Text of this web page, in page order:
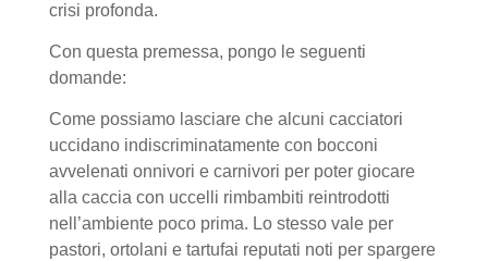
crisi profonda.
Con questa premessa, pongo le seguenti
domande:
Come possiamo lasciare che alcuni cacciatori
uccidano indiscriminatamente con bocconi
avvelenati onnivori e carnivori per poter giocare
alla caccia con uccelli rimbambiti reintrodotti
nell’ambiente poco prima. Lo stesso vale per
pastori, ortolani e tartufai reputati noti per spargere